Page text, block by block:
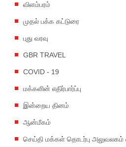
விளம்பரம்
முதல் பக்க கட்டுரை
புது வரவு
GBR TRAVEL
COVID - 19
மக்களின் எதிர்பார்ப்பு
இன்றைய தினம்
ஆன்மீகம்
செய்தி மக்கள் தொடர்பு அலுவலகம்